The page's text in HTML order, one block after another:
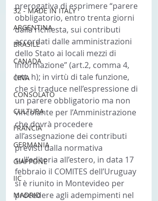
32 - MADE IN ITALY
ARGENTINA
BRASILE
CANADA
CINA
CONSOLATO
CULTURA
FRANCIA
GERMANIA
GIAPPONE
IIC
MADRID
prerogativa di esprimere “parere
obbligatorio, entro trenta giorni
dalla richiesta, sui contributi
accordati dalle amministrazioni
dello Stato ai locali mezzi di
informazione” (art.2, comma 4,
lett. h); in virtù di tale funzione,
che si traduce nell’espressione di
un parere obbligatorio ma non
vincolante per l’Amministrazione
che dovrà procedere
all’assegnazione dei contributi
previsti dalla normativa
sull’editoria all’estero, in data 17
febbraio il COMITES dell’Uruguay
si è riunito in Montevideo per
procedere agli adempimenti nel